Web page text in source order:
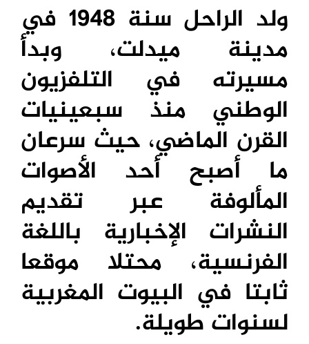
ولد الراحل سنة 1948 في
مدينة ميدلت، وبدأ
مسيرته في التلفزيون
الوطني منذ سبعينيات
القرن الماضي، حيث سرعان
ما أصبح أحد الأصوات
المألوفة عبر تقديم
النشرات الإخبارية باللغة
الفرنسية، محتلا موقعا
ثابتا في البيوت المغربية
لسنوات طويلة.